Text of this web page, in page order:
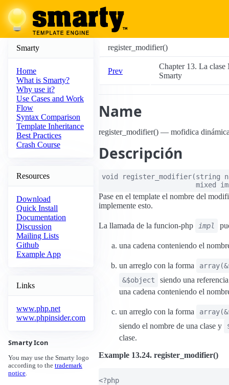
Smarty
Home
What is Smarty?
Why use it?
Use Cases and Work
Flow
Syntax Comparison
Template Inheritance
Best Practices
Crash Course
Resources
Download
Quick Install
Documentation
Discussion
Mailing Lists
Github
Example App
Links
www.php.net
www.phpinsider.com
Smarty Icon
You may use the Smarty logo
according to the trademark
notice.
register_modifier()
Prev
Chapter 13. La clase
Smarty
Name
register_modifier() — mofidica
Descripción
void register_modifier(string
mixed
Pase en el template el nombre del
implemente esto.
La llamada de la funcion-php impl
una cadena conteniendo el
un arreglo con la forma
&$object
siendo una
una cadena conteniendo el
un arreglo con la forma
siendo el nombre de una clase y
clase.
Example 13.24. register_modifier()
<?php